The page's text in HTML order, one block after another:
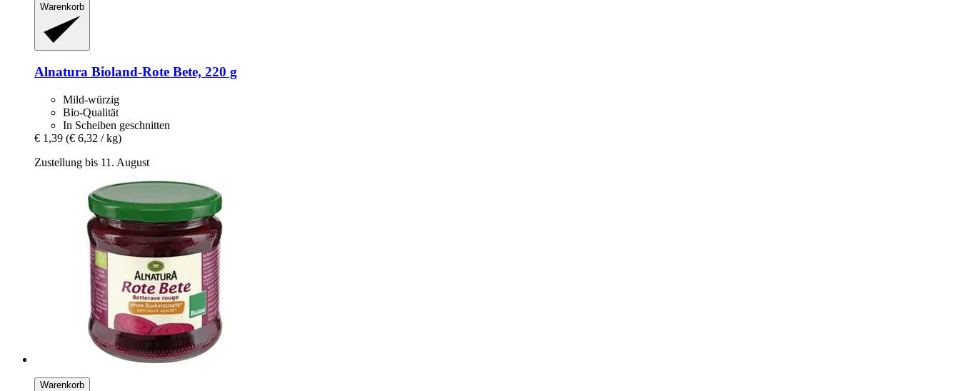
Warenkorb
Alnatura Bioland-​Rote Bete, 220 g
Mild-würzig
Bio-Qualität
In Scheiben geschnitten
€ 1,39 (€ 6,32 / kg)
Zustellung bis 11. August
Warenkorb